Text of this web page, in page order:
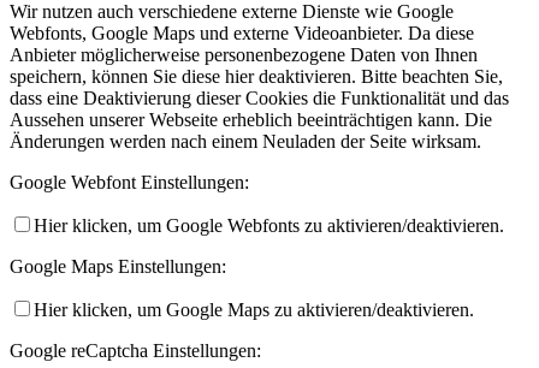
Wir nutzen auch verschiedene externe Dienste wie Google
Webfonts, Google Maps und externe Videoanbieter. Da diese
Anbieter möglicherweise personenbezogene Daten von Ihnen
speichern, können Sie diese hier deaktivieren. Bitte beachten Sie,
dass eine Deaktivierung dieser Cookies die Funktionalität und das
Aussehen unserer Webseite erheblich beeinträchtigen kann. Die
Änderungen werden nach einem Neuladen der Seite wirksam.
Google Webfont Einstellungen:
Hier klicken, um Google Webfonts zu aktivieren/deaktivieren.
Google Maps Einstellungen:
Hier klicken, um Google Maps zu aktivieren/deaktivieren.
Google reCaptcha Einstellungen: